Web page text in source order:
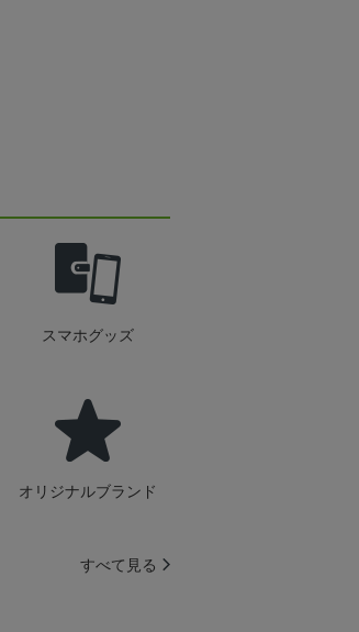
スマホグッズ
オリジナルブランド
すべて見る